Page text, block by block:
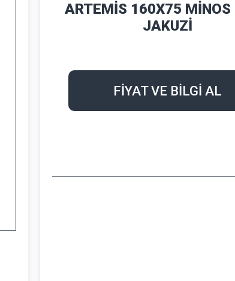
ARTEMİS 160X75 MİNOS
JAKUZİ
FİYAT VE BİLGİ AL